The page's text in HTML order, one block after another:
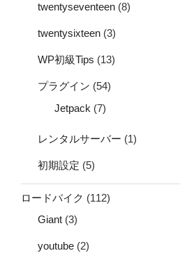
twentyseventeen (8)
twentysixteen (3)
WP初級Tips (13)
プラグイン (54)
Jetpack (7)
レンタルサーバー (1)
初期設定 (5)
ロードバイク (112)
Giant (3)
youtube (2)